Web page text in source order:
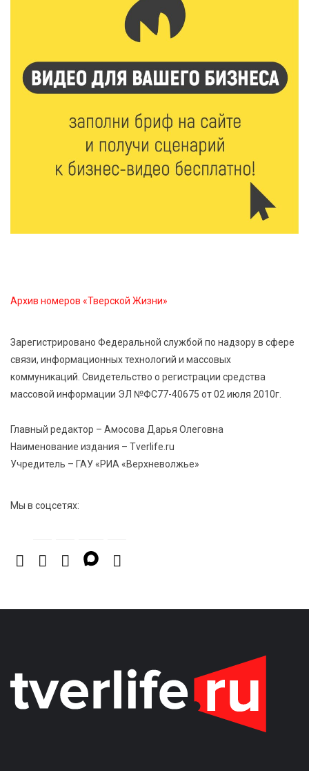
реставрация фасада исторической
Крестовоздвиженской церкви
7 Авг 2026 18:01 335
День арбуза отметили ребята в Андреапольском
Доме культуры
Названы первые победители программы «Земский
работник культуры» в Тверской области
Без прав и лицензий: итоги проверки таксистов в
Сладкая программа в Твери: дегустация мёда и
7 Авг 2026 15:41 323
Открыт набор на программу амбассадоров для
студентов российских вузов
7 Авг 2026 15:37 304
Жителям Тверской области напомнили об
опасности домашних заготовок
Архив номеров «Тверской Жизни»
Зарегистрировано Федеральной службой по надзору в сфере
связи, информационных технологий и массовых
коммуникаций. Свидетельство о регистрации средства
массовой информации ЭЛ №ФС77-40675 от 02 июля 2010г.
Главный редактор – Амосова Дарья Олеговна
Наименование издания – Tverlife.ru
Учредитель – ГАУ «РИА «Верхневолжье»
Мы в соцсетях: